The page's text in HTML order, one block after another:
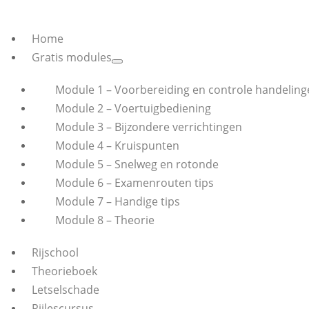
Home
Gratis modules
Module 1 – Voorbereiding en controle
Module 2 – Voertuigbediening
Module 3 – Bijzondere verrichtingen
Module 4 – Kruispunten
Module 5 – Snelweg en rotonde
Module 6 – Examenrouten tips
Module 7 – Handige tips
Module 8 – Theorie
Rijschool
Theorieboek
Letselschade